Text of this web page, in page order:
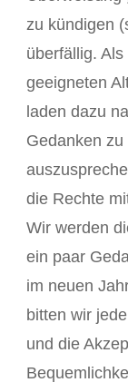
zu kündigen
überfällig.
geeigneten
laden dazu
Gedanken
die Rechte
Wir werden
ein paar
im neuen
bitten wir
und die